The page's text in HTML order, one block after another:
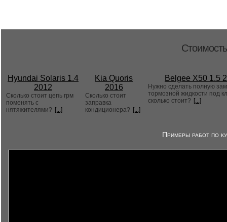
Hyundai Solaris 1.4
2012
Сколько стоит цепь грм
поменять с
нятяжителями? [...]
Kia Quoris
2016
Сколько стоит
заправка
кондиционера? [...]
Belgee X50 1.5
Нужно сделать полную
тормозной жидкости под
сколько стоит? [...]
Примеры работ по